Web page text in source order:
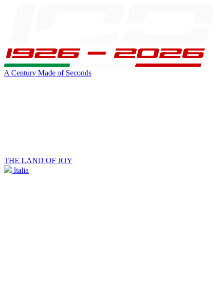
A Century Made of Seconds
THE LAND OF JOY
Italia